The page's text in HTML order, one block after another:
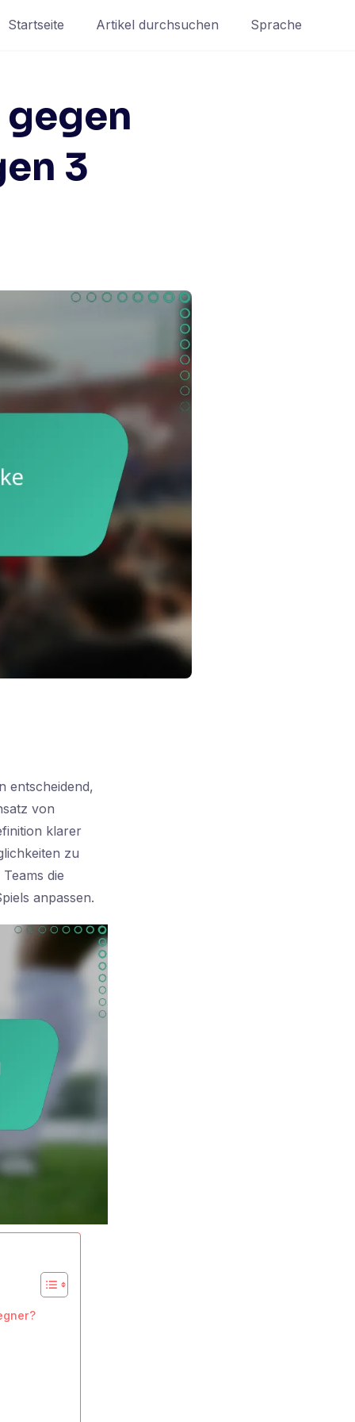
Startseite Artikel durchsuchen Sprache
3
entscheidend,
von
klarer
zu
die
anpassen.